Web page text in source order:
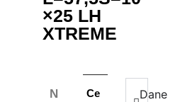
×25 LH
XTREME
N
Ce
Dane